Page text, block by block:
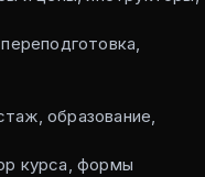
образование,
курса, формы